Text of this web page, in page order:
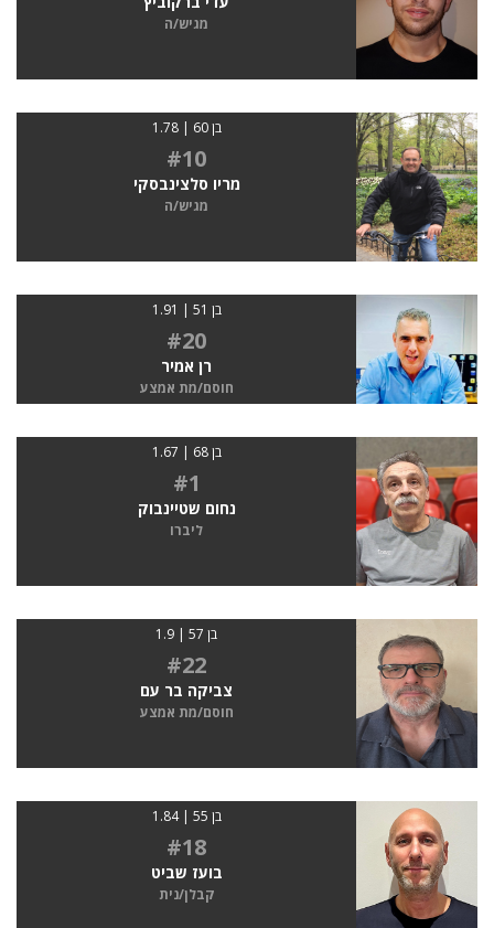
מגיש/ה
בן 60 | 1.78
#10
מריו סלצינבסקי
מגיש/ה
בן 51 | 1.91
#20
רן אמיר
חוסם/מת אמצע
בן 68 | 1.67
#1
נחום שטיינבוק
ליברו
בן 57 | 1.9
#22
צביקה בר עם
חוסם/מת אמצע
בן 55 | 1.84
#18
בועז שביט
קבלן/נית